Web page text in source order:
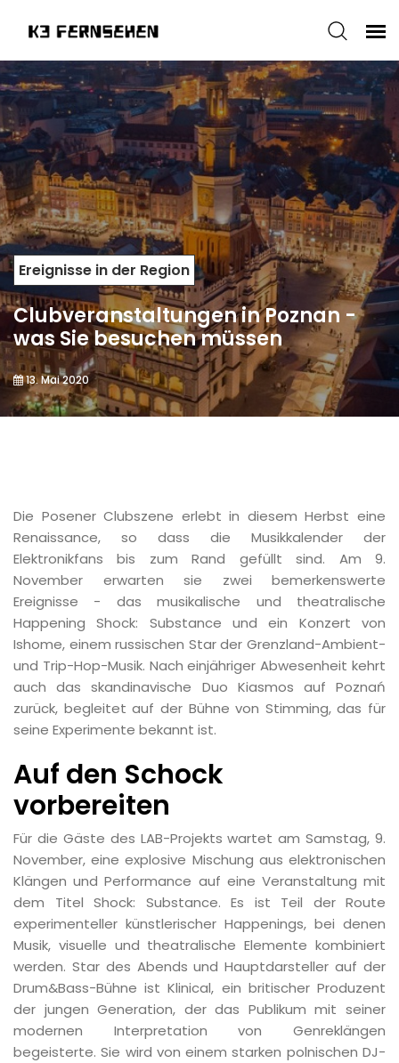
Ereignisse in der Region
Clubveranstaltungen in Poznan -
was Sie besuchen müssen
13. Mai 2020
Die Posener Clubszene erlebt in diesem Herbst eine
Renaissance, so dass die Musikkalender der
Elektronikfans bis zum Rand gefüllt sind. Am 9.
November erwarten sie zwei bemerkenswerte
Ereignisse - das musikalische und theatralische
Happening Shock: Substance und ein Konzert von
Ishome, einem russischen Star der Grenzland-Ambient-
und Trip-Hop-Musik. Nach einjähriger Abwesenheit kehrt
auch das skandinavische Duo Kiasmos auf Poznań
zurück, begleitet auf der Bühne von Stimming, das für
seine Experimente bekannt ist.
Auf den Schock
vorbereiten
Für die Gäste des LAB-Projekts wartet am Samstag, 9.
November, eine explosive Mischung aus elektronischen
Klängen und Performance auf eine Veranstaltung mit
dem Titel Shock: Substance. Es ist Teil der Route
experimenteller künstlerischer Happenings, bei denen
Musik, visuelle und theatralische Elemente kombiniert
werden. Star des Abends und Hauptdarsteller auf der
Drum&Bass-Bühne ist Klinical, ein britischer Produzent
der jungen Generation, der das Publikum mit seiner
modernen Interpretation von Genreklängen
begeisterte. Sie wird von einem starken polnischen DJ-